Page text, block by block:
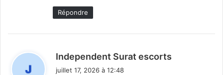
Répondre
Independent Surat escorts
juillet 17, 2026 à 12:48